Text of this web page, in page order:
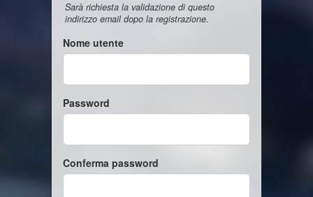
Sarà richiesta la validazione di questo
indirizzo email dopo la registrazione.
Nome utente
Password
Conferma password